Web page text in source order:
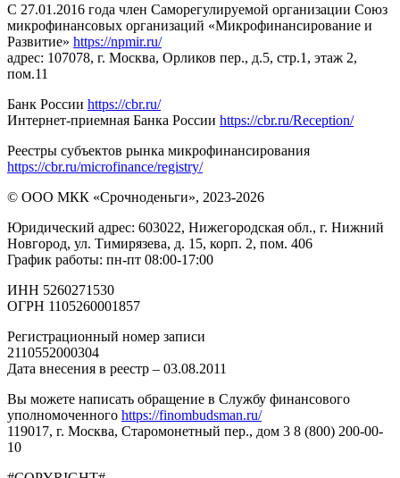
С 27.01.2016 года член Саморегулируемой организации Союз
микрофинансовых организаций «Микрофинансирование и
Развитие» https://npmir.ru/
адрес: 107078, г. Москва, Орликов пер., д.5, стр.1, этаж 2,
пом.11
Банк России https://cbr.ru/
Интернет-приемная Банка России https://cbr.ru/Reception/
Реестры субъектов рынка микрофинансирования
https://cbr.ru/microfinance/registry/
© ООО МКК «Срочноденьги», 2023-2026
Юридический адрес: 603022, Нижегородская обл., г. Нижний
Новгород, ул. Тимирязева, д. 15, корп. 2, пом. 406
График работы: пн-пт 08:00-17:00
ИНН 5260271530
ОГРН 1105260001857
Регистрационный номер записи
2110552000304
Дата внесения в реестр – 03.08.2011
Вы можете написать обращение в Службу финансового
уполномоченного https://finombudsman.ru/
119017, г. Москва, Старомонетный пер., дом 3 8 (800) 200-00-
10